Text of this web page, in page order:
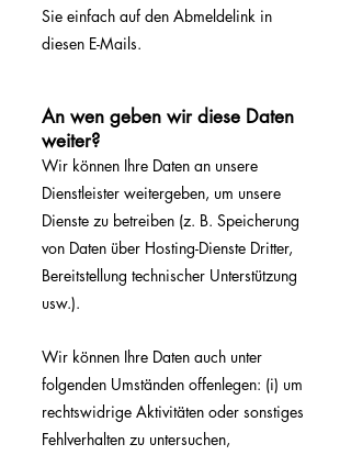
Sie einfach auf den Abmeldelink in
diesen E-Mails.
An wen geben wir diese Daten
weiter?
Wir können Ihre Daten an unsere
Dienstleister weitergeben, um unsere
Dienste zu betreiben (z. B. Speicherung
von Daten über Hosting-Dienste Dritter,
Bereitstellung technischer Unterstützung
usw.).
Wir können Ihre Daten auch unter
folgenden Umständen offenlegen: (i) um
rechtswidrige Aktivitäten oder sonstiges
Fehlverhalten zu untersuchen,